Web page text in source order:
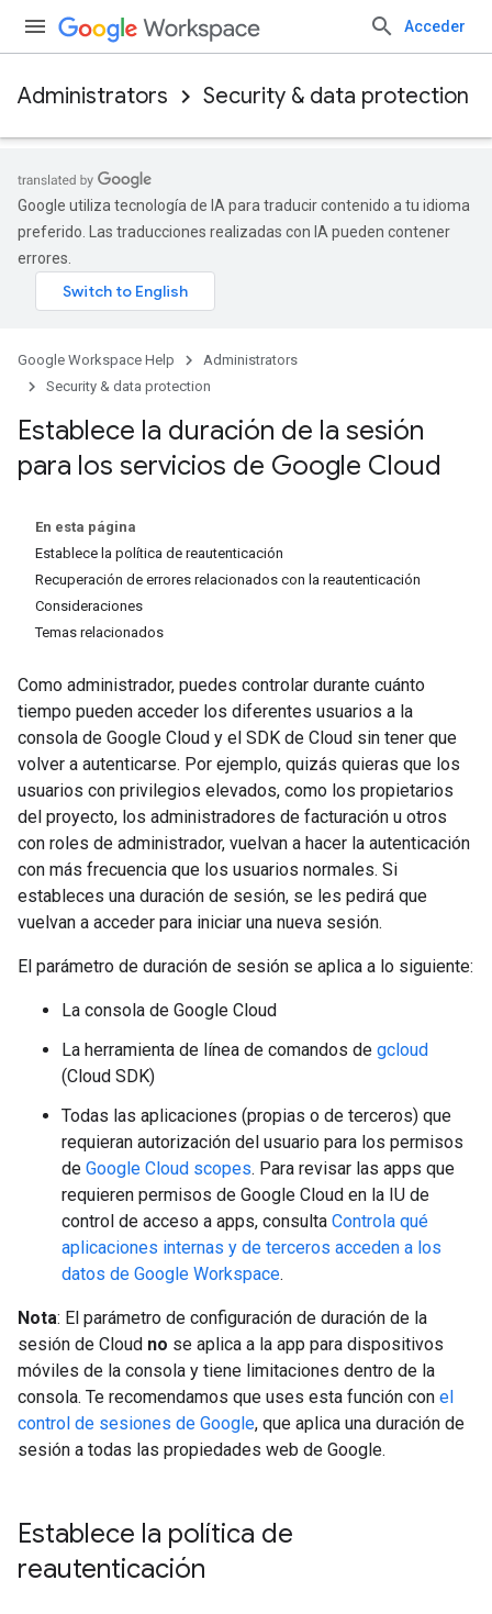
Acceder
Administrators Security & data protection
Google utiliza tecnología de IA para traducir contenido a tu idioma
preferido. Las traducciones realizadas con IA pueden contener
errores.
Google Workspace Help
Administrators
Security & data protection
Establece la duración de la sesión
para los servicios de Google Cloud
En esta página
Establece la política de reautenticación
Recuperación de errores relacionados con la reautenticación
Consideraciones
Temas relacionados
Como administrador, puedes controlar durante cuánto
tiempo pueden acceder los diferentes usuarios a la
consola de Google Cloud y el SDK de Cloud sin tener que
volver a autenticarse. Por ejemplo, quizás quieras que los
usuarios con privilegios elevados, como los propietarios
del proyecto, los administradores de facturación u otros
con roles de administrador, vuelvan a hacer la autenticación
con más frecuencia que los usuarios normales. Si
estableces una duración de sesión, se les pedirá que
vuelvan a acceder para iniciar una nueva sesión.
El parámetro de duración de sesión se aplica a lo siguiente:
La consola de Google Cloud
La herramienta de línea de comandos de gcloud
(Cloud SDK)
Todas las aplicaciones (propias o de terceros) que
requieran autorización del usuario para los permisos
de Google Cloud scopes. Para revisar las apps que
requieren permisos de Google Cloud en la IU de
control de acceso a apps, consulta Controla qué
aplicaciones internas y de terceros acceden a los
datos de Google Workspace.
Nota: El parámetro de configuración de duración de la
sesión de Cloud no se aplica a la app para dispositivos
móviles de la consola y tiene limitaciones dentro de la
consola. Te recomendamos que uses esta función con el
control de sesiones de Google, que aplica una duración de
sesión a todas las propiedades web de Google.
Establece la política de
reautenticación